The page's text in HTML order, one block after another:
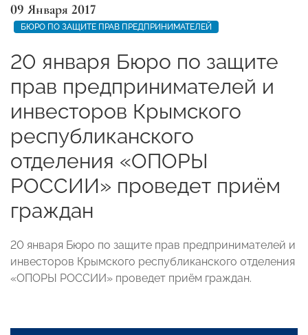
09 Января 2017
БЮРО ПО ЗАЩИТЕ ПРАВ ПРЕДПРИНИМАТЕЛЕЙ
20 января Бюро по защите
прав предпринимателей и
инвесторов Крымского
республиканского
отделения «ОПОРЫ
РОССИИ» проведет приём
граждан
20 января Бюро по защите прав предпринимателей и
инвесторов Крымского республиканского отделения
«ОПОРЫ РОССИИ» проведет приём граждан.